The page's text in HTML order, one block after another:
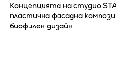
Концепцията на студио
пластична фасадна
биофилен дизайн